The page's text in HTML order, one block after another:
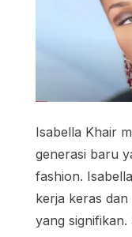
Isabella Khair
generasi baru
fashion.
kerja keras
yang